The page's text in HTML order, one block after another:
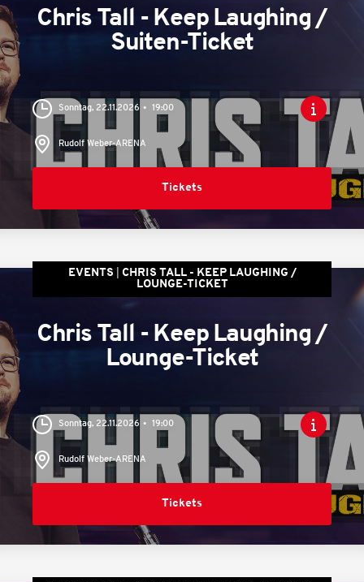
Chris Tall - Keep Laughing /
Suiten-Ticket
Sonntag, 22.11.2026 19:00
Rudolf Weber-ARENA
Tickets
EVENTS
CHRIS TALL - KEEP LAUGHING /
LOUNGE-TICKET
Chris Tall - Keep Laughing /
Lounge-Ticket
Sonntag, 22.11.2026 19:00
Rudolf Weber-ARENA
Tickets